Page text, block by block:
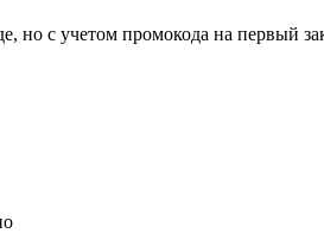
но с учетом промокода на первый